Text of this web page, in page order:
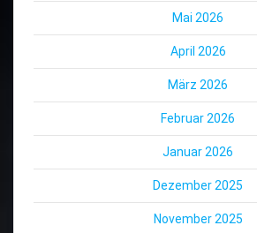
Mai 2026
April 2026
März 2026
Februar 2026
Januar 2026
Dezember 2025
November 2025